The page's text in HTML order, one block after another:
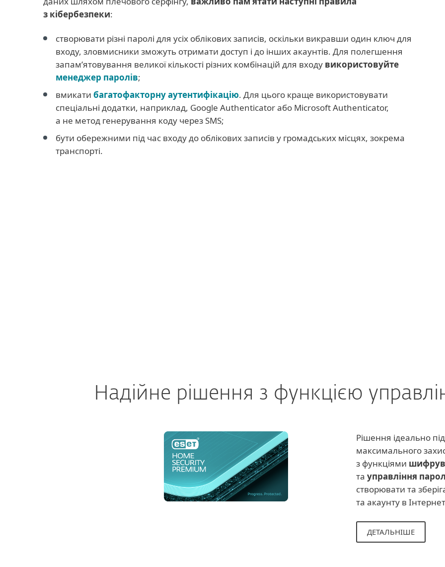
з кібербезпеки:
створювати різні паролі для усіх облікових записів, оскільки викравши один ключ для
входу, зловмисники зможуть отримати доступ і до інших акаунтів. Для полегшення
запам’ятовування великої кількості різних комбінацій для входу використовуйте
менеджер паролів;
вмикати багатофакторну аутентифікацію. Для цього краще використовувати
спеціальні додатки, наприклад, Google Authenticator або Microsoft Authenticator,
а не метод генерування коду через SMS;
бути обережними під час входу до облікових записів у громадських місцях, зокрема
транспорті.
Надійне рішення з функцією
Рішення ідеально
максимального
з функціями
та управління
створювати та
та акаунту в
ДЕТАЛЬНІШЕ